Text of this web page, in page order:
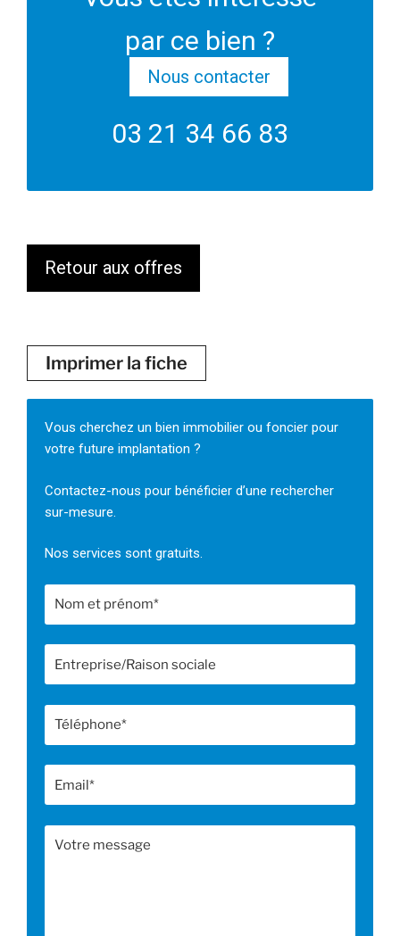
par ce bien ?
Nous contacter
03 21 34 66 83
Retour aux offres
Imprimer la fiche
Vous cherchez un bien immobilier ou foncier pour
votre future implantation ?
Contactez-nous pour bénéficier d’une rechercher
sur-mesure.
Nos services sont gratuits.